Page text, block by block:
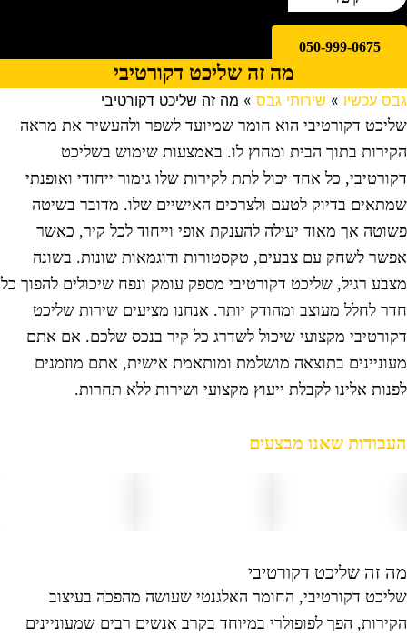
050-999-0675
מה זה שליכט דקורטיבי
עכשיו» שירותי גבס» מה זה שליכט דקורטיבי
דקורטיבי הוא חומר שמיועד לשפר ולהעשיר את מראה
בתוך הבית ומחוץ לו. באמצעות שימוש בשליכט
כל אחד יכול לתת לקירות שלו גימור ייחודי ואופנתי
בדיוק לטעם ולצרכים האישיים שלו. מדובר בשיטה
אך מאוד יעילה להענקת אופי וייחוד לכל קיר, כאשר
לשחק עם צבעים, טקסטורות ודוגמאות שונות. בשונה
רגיל, שליכט דקורטיבי מספק עומק ונפח שיכולים להפוך כל
לחלל מעוצב ומהודק יותר. אנחנו מציעים שירות שליכט
מקצועי שיכול לשדרג כל קיר בנכס שלכם. אם אתם
בתוצאה מושלמת ומותאמת אישית, אתם מוזמנים
אלינו לקבלת ייעוץ מקצועי ושירות ללא תחרות.
שאנו מבצעים
זה שליכט דקורטיבי
דקורטיבי, החומר האלגנטי שעושה מהפכה בעיצוב
הפך לפופולרי במיוחד בקרב אנשים רבים שמעוניינים